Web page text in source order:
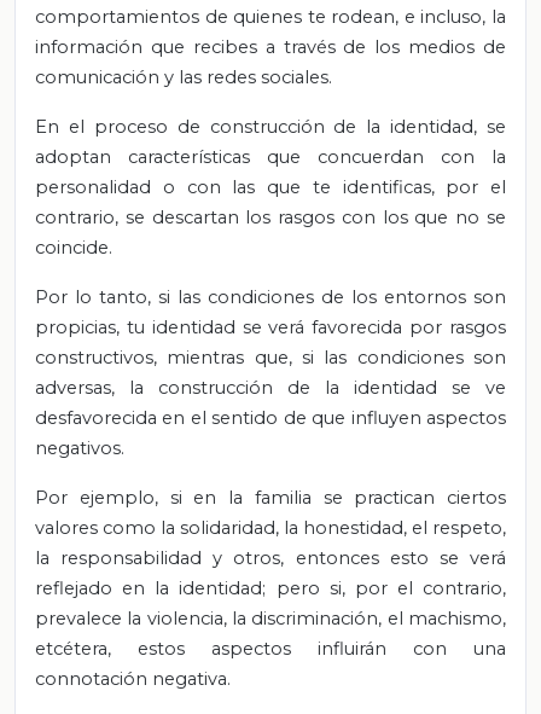
comportamientos de quienes te rodean, e incluso, la
información que recibes a través de los medios de
comunicación y las redes sociales.
En el proceso de construcción de la identidad, se
adoptan características que concuerdan con la
personalidad o con las que te identificas, por el
contrario, se descartan los rasgos con los que no se
coincide.
Por lo tanto, si las condiciones de los entornos son
propicias, tu identidad se verá favorecida por rasgos
constructivos, mientras que, si las condiciones son
adversas, la construcción de la identidad se ve
desfavorecida en el sentido de que influyen aspectos
negativos.
Por ejemplo, si en la familia se practican ciertos
valores como la solidaridad, la honestidad, el respeto,
la responsabilidad y otros, entonces esto se verá
reflejado en la identidad; pero si, por el contrario,
prevalece la violencia, la discriminación, el machismo,
etcétera, estos aspectos influirán con una
connotación negativa.